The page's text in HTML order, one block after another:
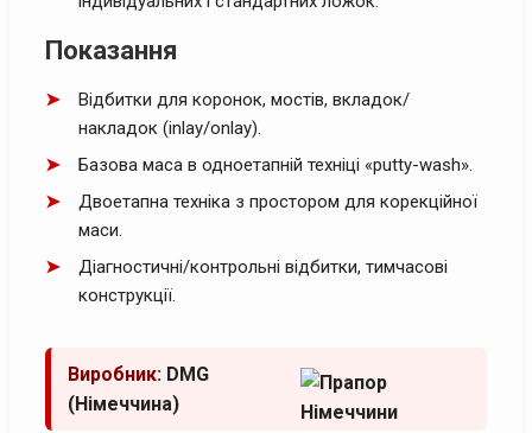
Показання
Відбитки для коронок, мостів, вкладок/
накладок (inlay/onlay).
Базова маса в одноетапній техніці «putty-wash».
Двоетапна техніка з простором для корекційної
маси.
Діагностичні/контрольні відбитки, тимчасові
конструкції.
Виробник: DMG
(Німеччина)